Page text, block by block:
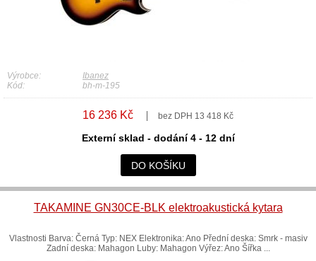
Výrobce:
Ibanez
Kód:
bh-m-195
16 236 Kč bez DPH 13 418 Kč
Externí sklad - dodání 4 - 12 dní
DO KOŠÍKU
TAKAMINE GN30CE-BLK elektroakustická kytara
Vlastnosti Barva: Černá Typ: NEX Elektronika: Ano Přední deska: Smrk - masiv
Zadní deska: Mahagon Luby: Mahagon Výřez: Ano Šířka ...